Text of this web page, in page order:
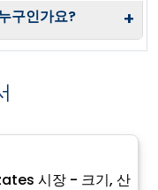
구인가요? +
시장 - 크기, 산